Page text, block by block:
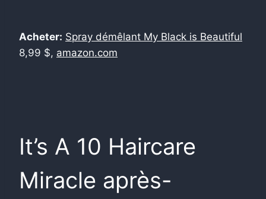
Acheter: Spray démêlant My Black is Beautiful
8,99 $, amazon.com
It’s A 10 Haircare
Miracle après-